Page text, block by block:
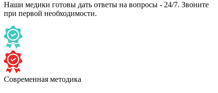
Наши медики готовы дать ответы на вопросы - 24/7. Звоните
при первой необходимости.
Современная методика